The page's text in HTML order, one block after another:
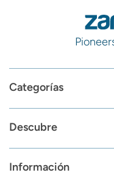
Categorías
Descubre
Información